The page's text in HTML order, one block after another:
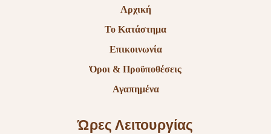
Αρχική
Το Κατάστημα
Επικοινωνία
Όροι & Προϋποθέσεις
Αγαπημένα
Ώρες Λειτουργίας